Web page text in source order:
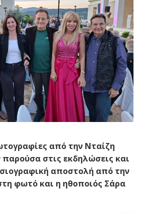
από την Νταίζη
στις εκδηλώσεις και
αποστολή από την
φωτό και η ηθοποιός Σάρα